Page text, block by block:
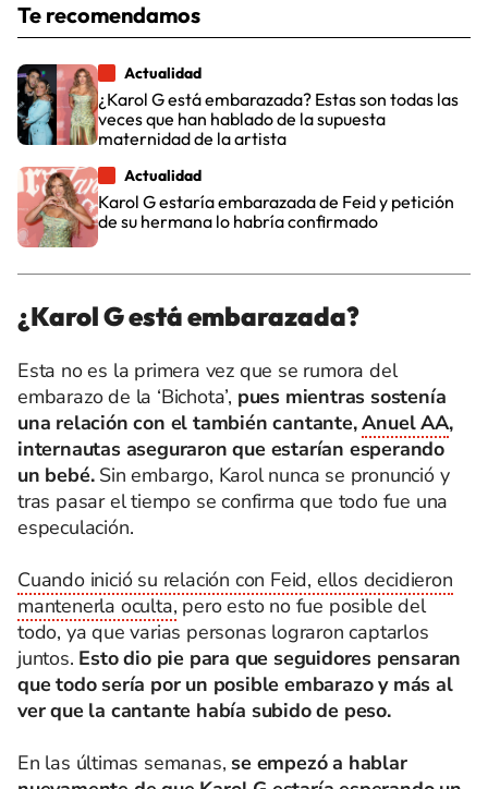
Te recomendamos
Actualidad
¿Karol G está embarazada? Estas son todas las
veces que han hablado de la supuesta
maternidad de la artista
Actualidad
Karol G estaría embarazada de Feid y petición
de su hermana lo habría confirmado
¿Karol G está embarazada?
Esta no es la primera vez que se rumora del
embarazo de la ‘Bichota’, pues mientras sostenía
una relación con el también cantante,Anuel AA,
internautas aseguraron que estarían esperando
un bebé. Sin embargo, Karol nunca se pronunció y
tras pasar el tiempo se confirma que todo fue una
especulación.
Cuando inició su relación con Feid, ellos decidieron
mantenerla oculta, pero esto no fue posible del
todo, ya que varias personas lograron captarlos
juntos. Esto dio pie para que seguidores pensaran
que todo sería por un posible embarazo y más al
ver que la cantante había subido de peso.
En las últimas semanas, se empezó a hablar